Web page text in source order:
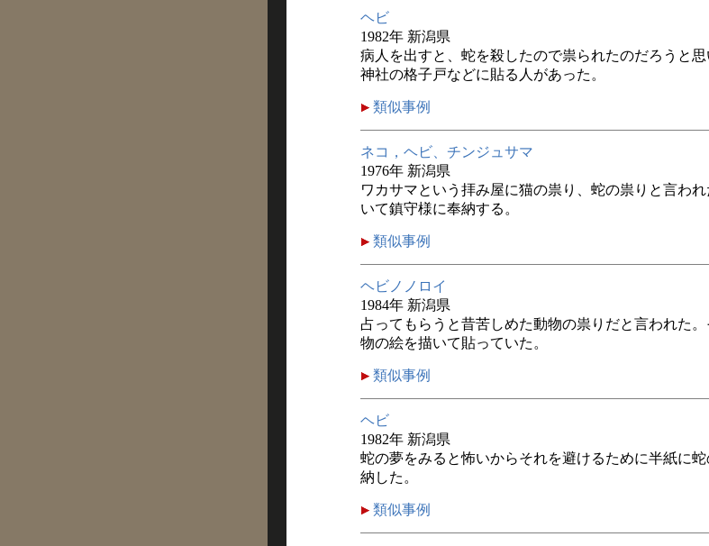
ヘビ
1982年 新潟県
病人を出すと、蛇を殺したので祟られたのだろうと
神社の格子戸などに貼る人があった。
類似事例
ネコ，ヘビ、チンジュサマ
1976年 新潟県
ワカサマという拝み屋に猫の祟り、蛇の祟りと言わ
いて鎮守様に奉納する。
類似事例
ヘビノノロイ
1984年 新潟県
占ってもらうと昔苦しめた動物の祟りだと言われた
物の絵を描いて貼っていた。
類似事例
ヘビ
1982年 新潟県
蛇の夢をみると怖いからそれを避けるために半紙に
納した。
類似事例